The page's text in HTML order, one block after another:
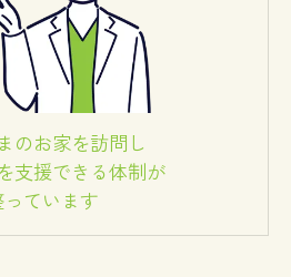
のお家を訪問し
支援できる体制が
っています